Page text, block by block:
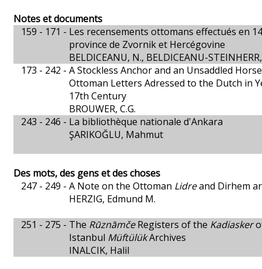
Notes et documents
159 - 171 - Les recensements ottomans effectués en
province de Zvornik et Hercégovine
BELDICEANU, N., BELDICEANU-
173 - 242 - A Stockless Anchor and an Unsaddled Horse
Ottoman Letters Adressed to the Dutch in
17th Century
BROUWER, C.G.
243 - 246 - La bibliothèque nationale d'Ankara
ŞARIKOĞLU, Mahmut
Des mots, des gens et des choses
247 - 249 - A Note on the Ottoman Lidreand Dirhem
HERZIG, Edmund M.
251 - 275 - The RūznāmčeRegisters of the Kadiasker
Istanbul MüftülükArchives
INALCIK, Halil